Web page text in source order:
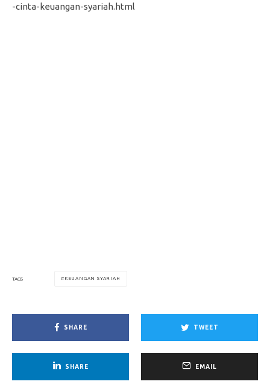
-cinta-keuangan-syariah.html
TAGS KEUANGAN SYARIAH
SHARE TWEET
SHARE EMAIL